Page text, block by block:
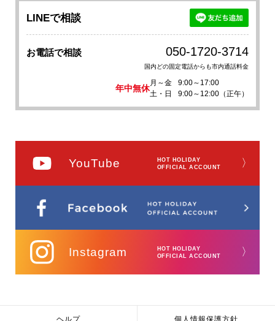
LINEで相談
お電話で相談 050-1720-3714
国内どの固定電話からも市内通話料金
年中無休
月～金
9:00～17:00
土・日
9:00～12:00（正午）
YouTube
HOT HOLIDAY
OFFICIAL ACCOUNT
〉
Instagram
HOT HOLIDAY
OFFICIAL ACCOUNT
〉
ヘルプ 個人情報保護方針